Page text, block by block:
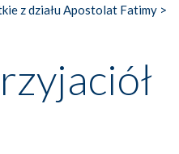
których celem były
przykład – w podzięce za
w wygranej bitwie o
potężna, a zarazem
dzieł,
ich twórców o detale,
z działu Apostolat Fatimy >